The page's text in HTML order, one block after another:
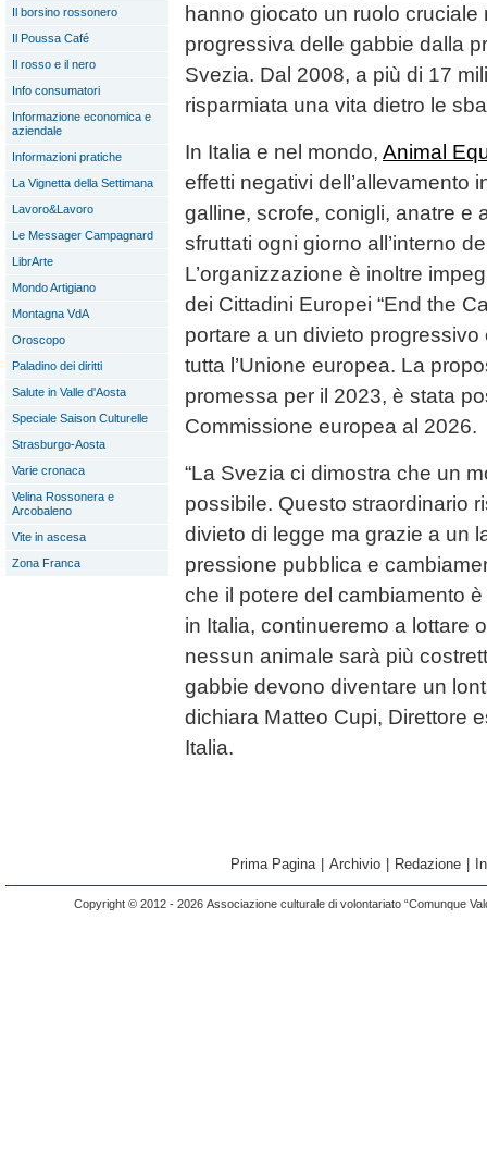
Il borsino rossonero
Il Poussa Café
Il rosso e il nero
Info consumatori
Informazione economica e
aziendale
Informazioni pratiche
La Vignetta della Settimana
Lavoro&Lavoro
Le Messager Campagnard
LibrArte
Mondo Artigiano
Montagna VdA
Oroscopo
Paladino dei diritti
Salute in Valle d'Aosta
Speciale Saison Culturelle
Strasburgo-Aosta
Varie cronaca
Velina Rossonera e
Arcobaleno
Vite in ascesa
Zona Franca
hanno giocato un ruolo cruciale
progressiva delle gabbie dalla
Svezia. Dal 2008, a più di 17
risparmiata una vita dietro le
In Italia e nel mondo, Animal
effetti negativi dell’allevamento
galline, scrofe, conigli, anatre e
sfruttati ogni giorno all’interno
L’organizzazione è inoltre
dei Cittadini Europei “End the
portare a un divieto
tutta l’Unione europea. La
promessa per il 2023, è stata
Commissione europea al 2026.
“La Svezia ci dimostra che un
possibile. Questo straordinario
divieto di legge ma grazie a un
pressione pubblica e
che il potere del cambiamento
in Italia, continueremo a lottare
nessun animale sarà più
gabbie devono diventare un
dichiara Matteo Cupi, Direttore
Italia.
Prima Pagina Archivio Redazione
Copyright © 2012 - 2026 Associazione culturale di volontariato “Comunque